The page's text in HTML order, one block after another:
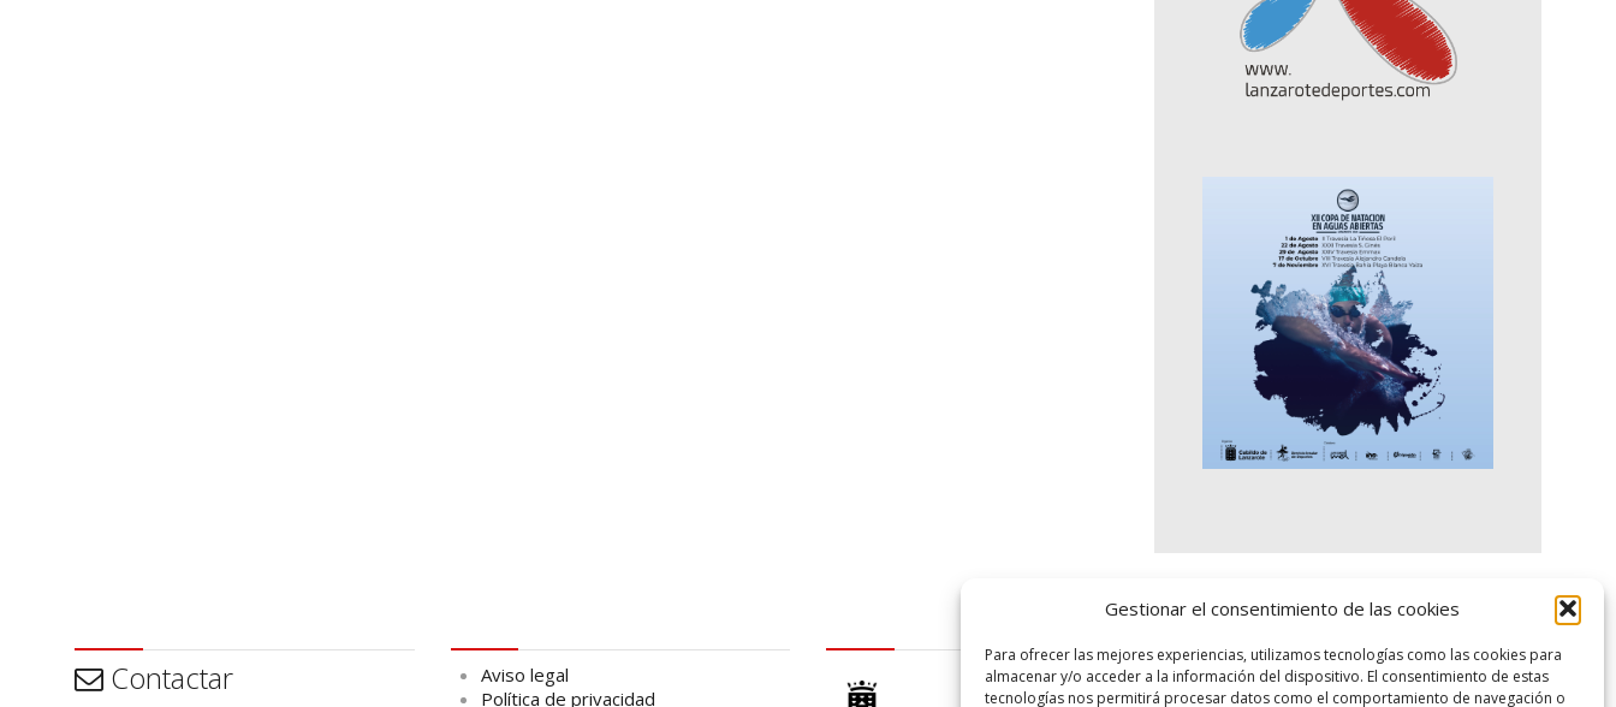
Gestionar el consentimiento de las cookies
Para ofrecer las mejores experiencias, utilizamos tecnologías como las cookies para
almacenar y/o acceder a la información del dispositivo. El consentimiento de estas
tecnologías nos permitirá procesar datos como el comportamiento de navegación o
Contactar
Aviso legal
Política de privacidad
logo SID